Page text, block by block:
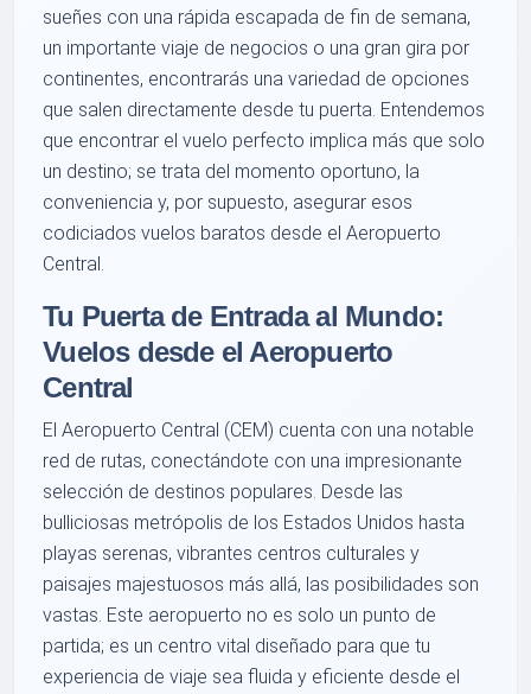
sueñes con una rápida escapada de fin de semana,
un importante viaje de negocios o una gran gira por
continentes, encontrarás una variedad de opciones
que salen directamente desde tu puerta. Entendemos
que encontrar el vuelo perfecto implica más que solo
un destino; se trata del momento oportuno, la
conveniencia y, por supuesto, asegurar esos
codiciados vuelos baratos desde el Aeropuerto
Central.
Tu Puerta de Entrada al Mundo:
Vuelos desde el Aeropuerto
Central
El Aeropuerto Central (CEM) cuenta con una notable
red de rutas, conectándote con una impresionante
selección de destinos populares. Desde las
bulliciosas metrópolis de los Estados Unidos hasta
playas serenas, vibrantes centros culturales y
paisajes majestuosos más allá, las posibilidades son
vastas. Este aeropuerto no es solo un punto de
partida; es un centro vital diseñado para que tu
experiencia de viaje sea fluida y eficiente desde el